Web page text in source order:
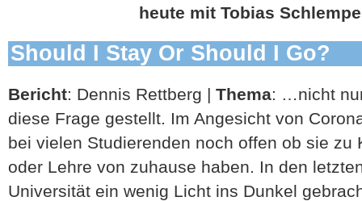
heute mit Tobias
Should I Stay Or Should I Go?
Bericht: Dennis Rettberg | Thema: …nicht
diese Frage gestellt. Im Angesicht von
bei vielen Studierenden noch offen ob sie zu
oder Lehre von zuhause haben. In den
Universität ein wenig Licht ins Dunkel